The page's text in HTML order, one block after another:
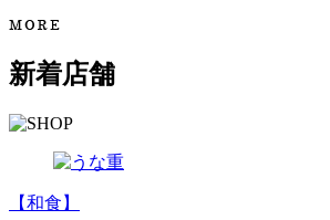
新着店舗
【和食】